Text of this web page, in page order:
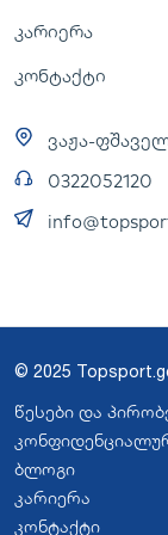
კარიერა
კონტაქტი
ვაჟა-
0322052120
© 2025
წესები და
ბლოგი
კარიერა
კონტაქტი